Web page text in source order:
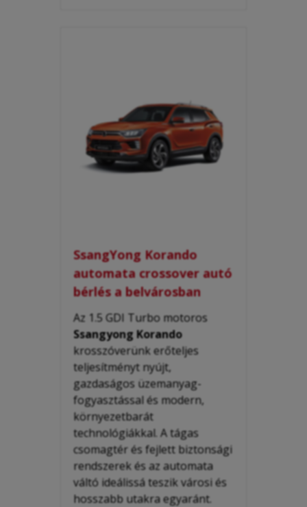
SsangYong Korando
automata crossover autó
bérlés a belvárosban
Az 1.5 GDI Turbo motoros
Ssangyong Korando
krosszóverünk erőteljes
teljesítményt nyújt,
gazdaságos üzemanyag-
fogyasztással és modern,
környezetbarát
technológiákkal. A tágas
csomagtér és fejlett biztonsági
rendszerek és azautomata
váltó ideálissá teszik városi és
hosszabb utakra egyaránt.